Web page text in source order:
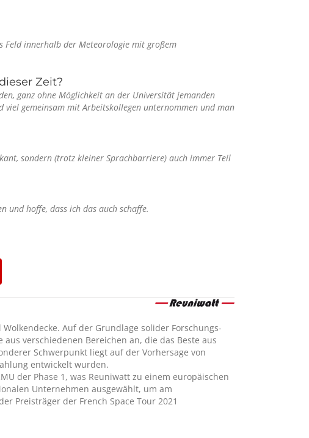
Feld innerhalb der Meteorologie mit großem
Zeit?
ganz ohne Möglichkeit an der Universität jemanden
viel gemeinsam mit Arbeitskollegen unternommen und man
sondern (trotz kleiner Sprachbarriere) auch immer Teil
und hoffe, dass ich das auch schaffe.
Auf der Grundlage solider Forschungs-
verschiedenen Bereichen an, die das Beste aus
Schwerpunkt liegt auf der Vorhersage von
entwickelt wurden.
der Phase 1, was Reuniwatt zu einem europäischen
Unternehmen ausgewählt, um am
Preisträger der French Space Tour 2021